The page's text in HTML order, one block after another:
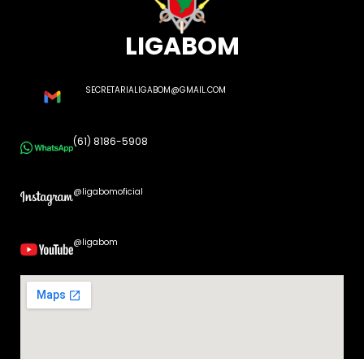
LIGABOM
SECRETARIALIGABOM@GMAIL.COM
(61) 8186-5908
@ligabomoficial
@ligabom